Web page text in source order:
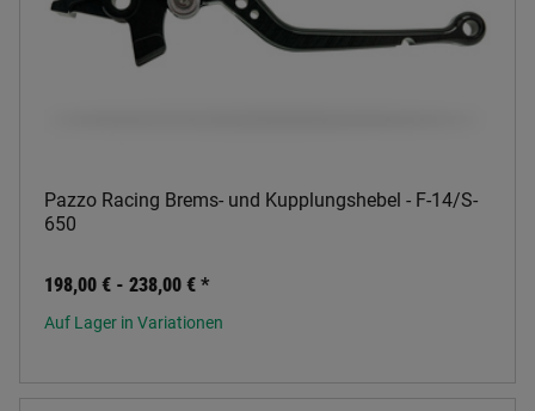
Pazzo Racing Brems- und Kupplungshebel - F-14/S-
650
198,00 € - 238,00 € *
Auf Lager in Variationen